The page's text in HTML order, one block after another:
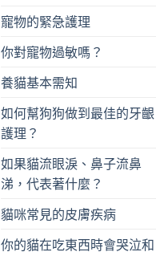
寵物的緊急護理
你對寵物過敏嗎？
養貓基本需知
如何幫狗狗做到最佳的牙齦
護理？
如果貓流眼淚、鼻子流鼻
涕，代表著什麼？
貓咪常見的皮膚疾病
你的貓在吃東西時會哭泣和